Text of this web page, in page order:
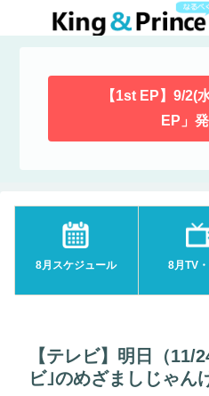
【1st EP】9/2(
EP」
8月スケジュール 8月TV
【テレビ】明日（11/
ビ｣のめざましじゃん